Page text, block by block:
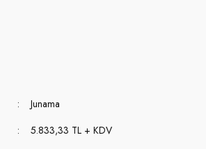
Junama
5.833,33 TL + KDV